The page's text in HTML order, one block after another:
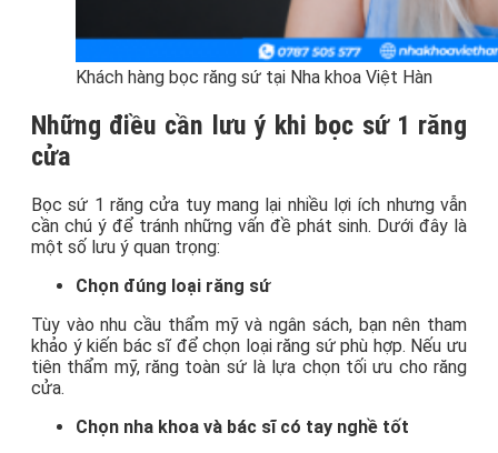
Khách hàng bọc răng sứ tại Nha khoa Việt Hàn
Những điều cần lưu ý khi bọc sứ 1 răng
cửa
Bọc sứ 1 răng cửa tuy mang lại nhiều lợi ích nhưng vẫn
cần chú ý để tránh những vấn đề phát sinh. Dưới đây là
một số lưu ý quan trọng:
Chọn đúng loại răng sứ
Tùy vào nhu cầu thẩm mỹ và ngân sách, bạn nên tham
khảo ý kiến bác sĩ để chọn loại răng sứ phù hợp. Nếu ưu
tiên thẩm mỹ, răng toàn sứ là lựa chọn tối ưu cho răng
cửa.
Chọn nha khoa và bác sĩ có tay nghề tốt